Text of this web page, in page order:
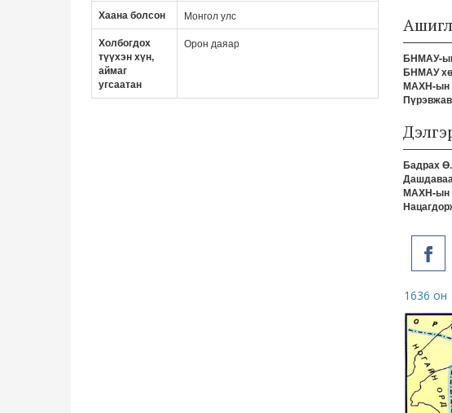
Хаана болсон Монгол улс
Холбогдох
түүхэн хүн,
аймаг
угсаатан
Орон даяар
БНМАУ-ын
БНМАУ
МАХН-ын
Бадрах
МАХН-ын
1636 он